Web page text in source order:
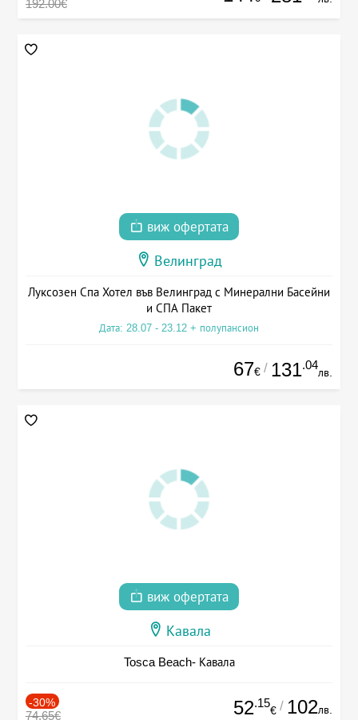
192.00€
виж офертата
Велинград
Луксозен Спа Хотел във Велинград с Минерални Басейни
и СПА Пакет
Дата: 28.07 - 23.12 + полупансион
67€ / 131.04
лв.
виж офертата
Кавала
Tosca Beach- Кавала
-30%
74.65€ 52.15
€ / 102лв.